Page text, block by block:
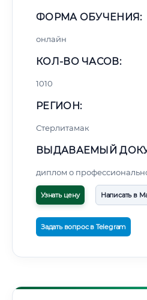
ФОРМА ОБУЧЕНИЯ:
онлайн
КОЛ-ВО ЧАСОВ:
1010
РЕГИОН:
Стерлитамак
ВЫДАВАЕМЫЙ
диплом о
Узнать цену Написать в
Задать вопрос в Telegram